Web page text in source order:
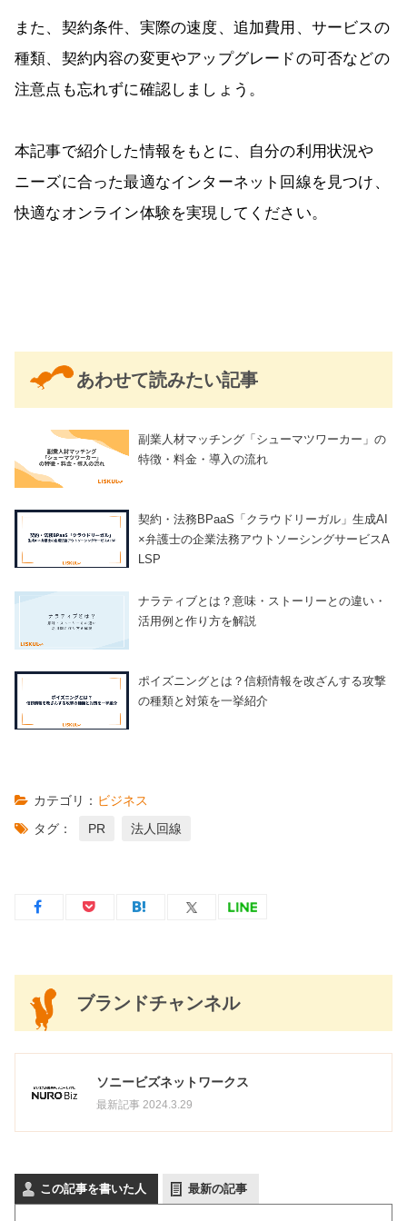
また、契約条件、実際の速度、追加費用、サービスの
種類、契約内容の変更やアップグレードの可否などの
注意点も忘れずに確認しましょう。
本記事で紹介した情報をもとに、自分の利用状況や
ニーズに合った最適なインターネット回線を見つけ、
快適なオンライン体験を実現してください。
あわせて読みたい記事
副業人材マッチング「シューマツワーカー」の
特徴・料金・導入の流れ
契約・法務BPaaS「クラウドリーガル」生成AI
×弁護士の企業法務アウトソーシングサービスA
LSP
ナラティブとは？意味・ストーリーとの違い・
活用例と作り方を解説
ポイズニングとは？信頼情報を改ざんする攻撃
の種類と対策を一挙紹介
カテゴリ： ビジネス
タグ：
PR 法人回線
ブランドチャンネル
ソニービズネットワークス
最新記事 2024.3.29
この記事を書いた人 最新の記事